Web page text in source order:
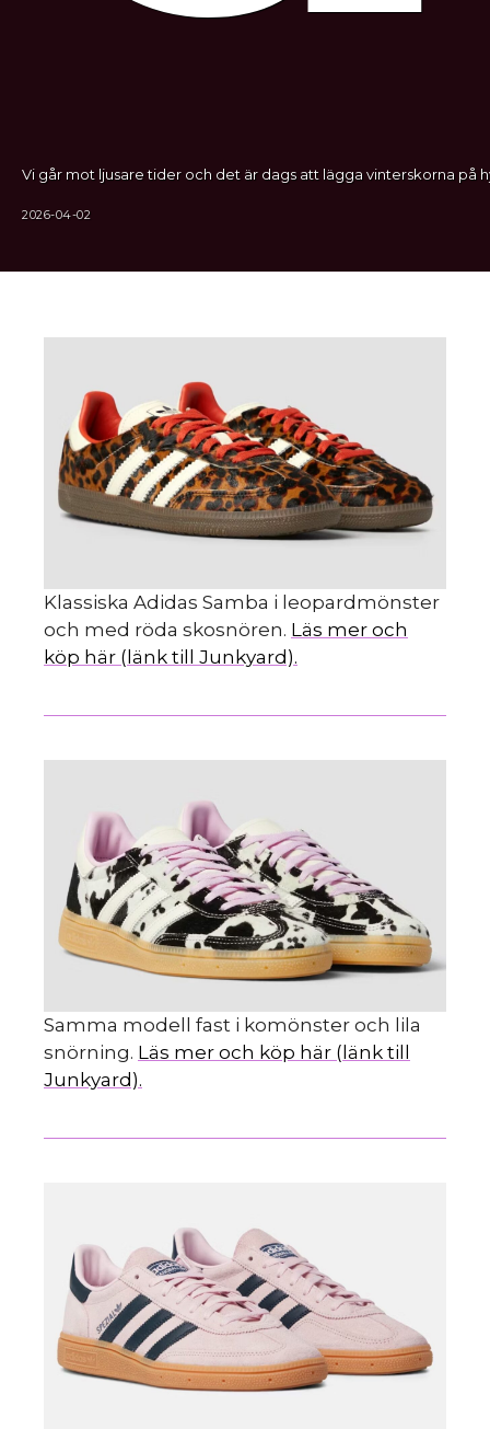
Vi går mot ljusare tider och det är dags att lägga vinterskorna på
2026-04-02
Klassiska Adidas Samba i leopardmönster
och med röda skosnören. Läs mer och
köp här (länk till Junkyard).
Samma modell fast i komönster och lila
snörning. Läs mer och köp här (länk till
Junkyard).